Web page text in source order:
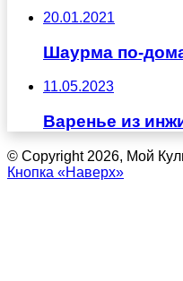
20.01.2021
Шаурма по-
11.05.2023
Варенье из
© Copyright 2026, Мой
Кнопка «Наверх»